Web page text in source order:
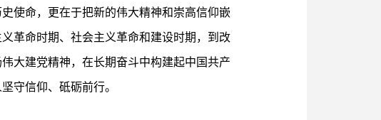
使命，更在于把新的伟大精神和崇高信仰嵌
革命时期、社会主义革命和建设时期，到改
大建党精神，在长期奋斗中构建起中国共产
守信仰、砥砺前行。